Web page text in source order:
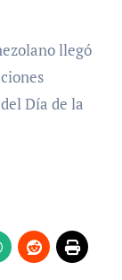
llegó
Día de la